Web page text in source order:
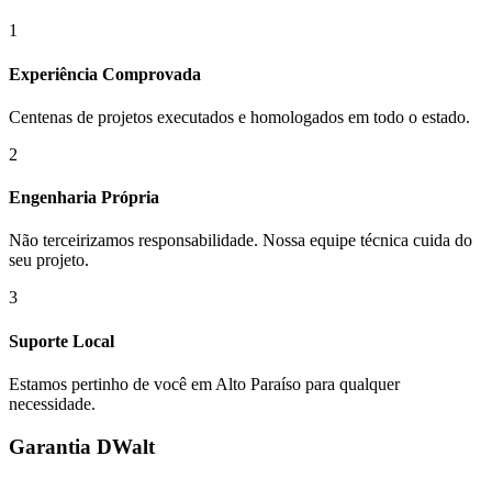
1
Experiência Comprovada
Centenas de projetos executados e homologados em todo o estado.
2
Engenharia Própria
Não terceirizamos responsabilidade. Nossa equipe técnica cuida do
seu projeto.
3
Suporte Local
Estamos pertinho de você em Alto Paraíso para qualquer
necessidade.
Garantia DWalt